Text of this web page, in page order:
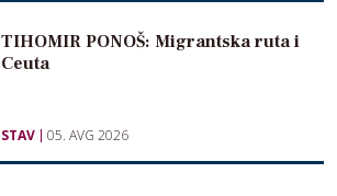
TIHOMIR PONOŠ: Migrantska ruta i
Ceuta
STAV 05. AVG 2026